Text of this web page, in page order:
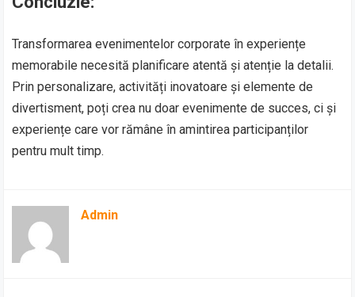
Transformarea evenimentelor corporate în experiențe
memorabile necesită planificare atentă și atenție la detalii.
Prin personalizare, activități inovatoare și elemente de
divertisment, poți crea nu doar evenimente de succes, ci și
experiențe care vor rămâne în amintirea participanților
pentru mult timp.
Admin